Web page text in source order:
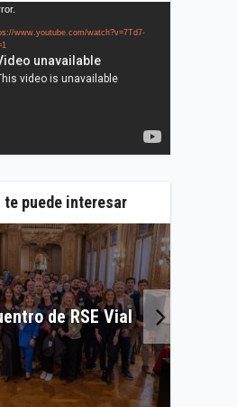
www.youtube.com/watch?v=7Td7-
te puede interesar
de RSE Vial